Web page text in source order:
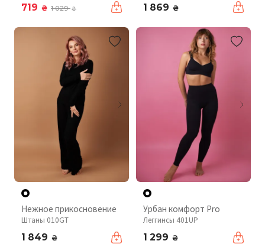
719 ₴ 1 029₴ 1 869 ₴
Нежное прикосновение
Штаны 010GT
1 849 ₴
Урбан комфорт Pro
Леггинсы 401UP
1 299 ₴